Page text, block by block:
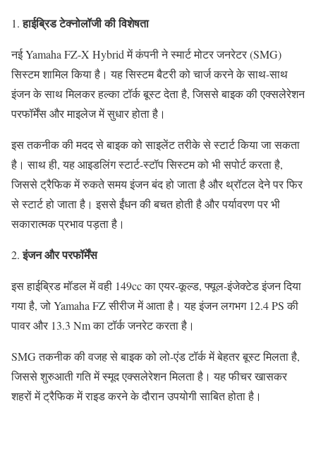
1.हाईब्रिड टेक्नोलॉजी की विशेषता
नई Yamaha FZ-X Hybrid में कंपनी ने स्मार्ट मोटर जनरेटर (SMG)
सिस्टम शामिल किया है। यह सिस्टम बैटरी को चार्ज करने के साथ-साथ
इंजन के साथ मिलकर हल्का टॉर्क बूस्ट देता है, जिससे बाइक की एक्सलेरेशन
परफॉर्मेंस और माइलेज में सुधार होता है।
इस तकनीक की मदद से बाइक को साइलेंट तरीके से स्टार्ट किया जा सकता
है। साथ ही, यह आइडलिंग स्टार्ट-स्टॉप सिस्टम को भी सपोर्ट करता है,
जिससे ट्रैफिक में रुकते समय इंजन बंद हो जाता है और थ्रॉटल देने पर फिर
से स्टार्ट हो जाता है। इससे ईंधन की बचत होती है और पर्यावरण पर भी
सकारात्मक प्रभाव पड़ता है।
2.इंजन और परफॉर्मेंस
इस हाईब्रिड मॉडल में वही 149cc का एयर-कूल्ड, फ्यूल-इंजेक्टेड इंजन दिया
गया है, जो Yamaha FZ सीरीज में आता है। यह इंजन लगभग 12.4 PS की
पावर और 13.3 Nm का टॉर्क जनरेट करता है।
SMG तकनीक की वजह से बाइक को लो-एंड टॉर्क में बेहतर बूस्ट मिलता है,
जिससे शुरुआती गति में स्मूद एक्सलेरेशन मिलता है। यह फीचर खासकर
शहरों में ट्रैफिक में राइड करने के दौरान उपयोगी साबित होता है।